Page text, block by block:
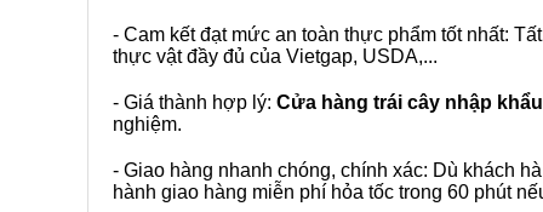
- Cam kết đạt mức an toàn thực phẩm tốt nhất:
thực vật đầy đủ của Vietgap, USDA,...
- Giá thành hợp lý: Cửa hàng trái cây nhập
nghiệm.
- Giao hàng nhanh chóng, chính xác: Dù khách
hành giao hàng miễn phí hỏa tốc trong 60 phút